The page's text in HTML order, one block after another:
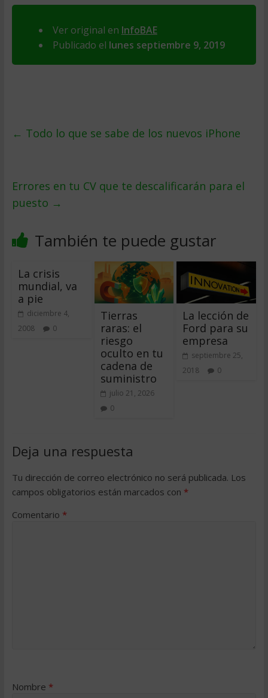
Ver original en InfoBAE
Publicado el lunes septiembre 9, 2019
← Todo lo que se sabe de los nuevos iPhone
Errores en tu CV que te descalificarán para el
puesto →
También te puede gustar
La crisis
mundial, va
a pie
diciembre 4,
2008
0
Tierras
raras: el
riesgo
oculto en tu
cadena de
suministro
julio 21, 2026
0
La lección de
Ford para su
empresa
septiembre 25,
2018
0
Deja una respuesta
Tu dirección de correo electrónico no será publicada. Los
campos obligatorios están marcados con *
Comentario *
Nombre *